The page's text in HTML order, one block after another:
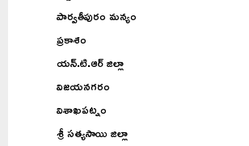
పార్వతీపురం మన్యం
ప్రకాశం
యన్.టి.ఆర్ జిల్లా
విజయనగరం
విశాఖపట్నం
శ్రీ సత్యసాయి జిల్లా